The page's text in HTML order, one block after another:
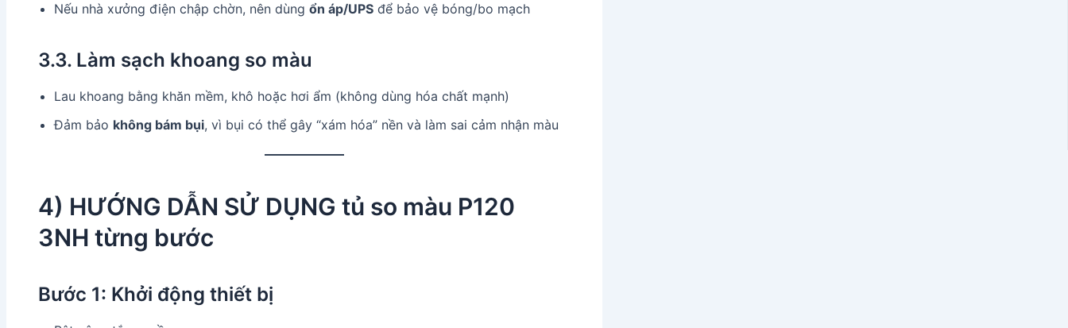
Nếu nhà xưởng điện chập chờn, nên dùng ổn áp/UPS để bảo vệ bóng/bo mạch
3.3. Làm sạch khoang so màu
Lau khoang bằng khăn mềm, khô hoặc hơi ẩm (không dùng hóa chất mạnh)
Đảm bảo không bám bụi, vì bụi có thể gây “xám hóa” nền và làm sai cảm nhận màu
4) HƯỚNG DẪN SỬ DỤNG tủ so màu P120
3NH từng bước
Bước 1: Khởi động thiết bị